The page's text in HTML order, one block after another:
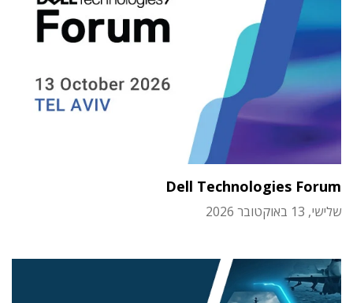
Dell Technologies Forum
שלישי, 13 באוקטובר 2026